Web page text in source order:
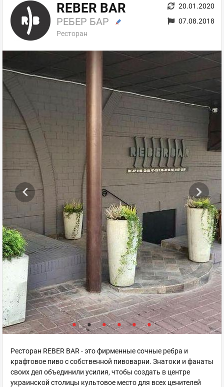
REBER BAR
РЕБЕР БАР
Ресторан
20.01.2020
07.08.2018
Ресторан REBER BAR - это фирменные сочные ребра и
крафтовое пиво с собственной пивоварни. Знатоки и фанаты
своих дел объединили усилия, чтобы создать в центре
украинской столицы культовое место для всех ценителей